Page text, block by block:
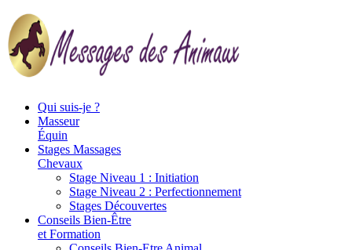
Qui suis-je ?
Masseur
Équin
Stages Massages
Chevaux
Stage Niveau 1 : Initiation
Stage Niveau 2 : Perfectionnement
Stages Découvertes
Conseils Bien-Être
et Formation